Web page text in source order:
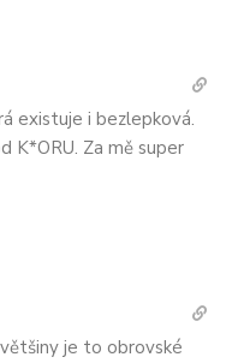
existuje i bezlepková.
K*ORU. Za mě super
je to obrovské